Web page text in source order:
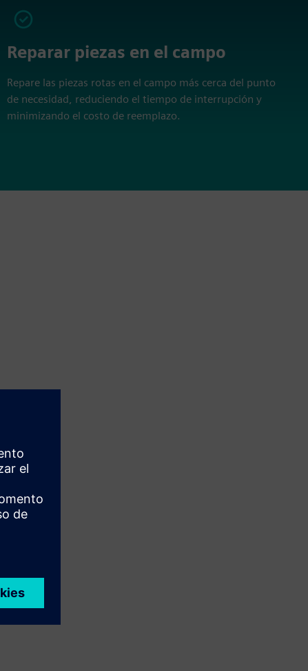
Reparar piezas en el campo
Repare las piezas rotas en el campo más cerca del punto
de necesidad, reduciendo el tiempo de interrupción y
minimizando el costo de reemplazo.